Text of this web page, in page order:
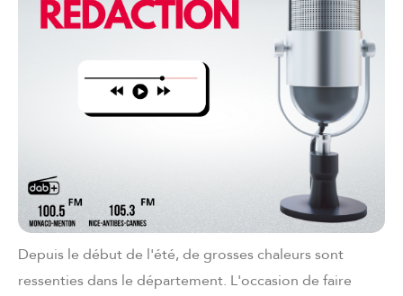
Depuis le début de l'été, de grosses chaleurs sont
ressenties dans le département. L'occasion de faire